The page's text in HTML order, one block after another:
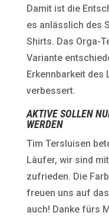
Damit ist die
es anlässlich des
Shirts. Das Orga-
Variante
Erkennbarkeit des
verbessert.
AKTIVE SOLLEN
WERDEN
Tim Tersluisen
Läufer, wir sind
zufrieden. Die
freuen uns auf
auch! Danke fürs